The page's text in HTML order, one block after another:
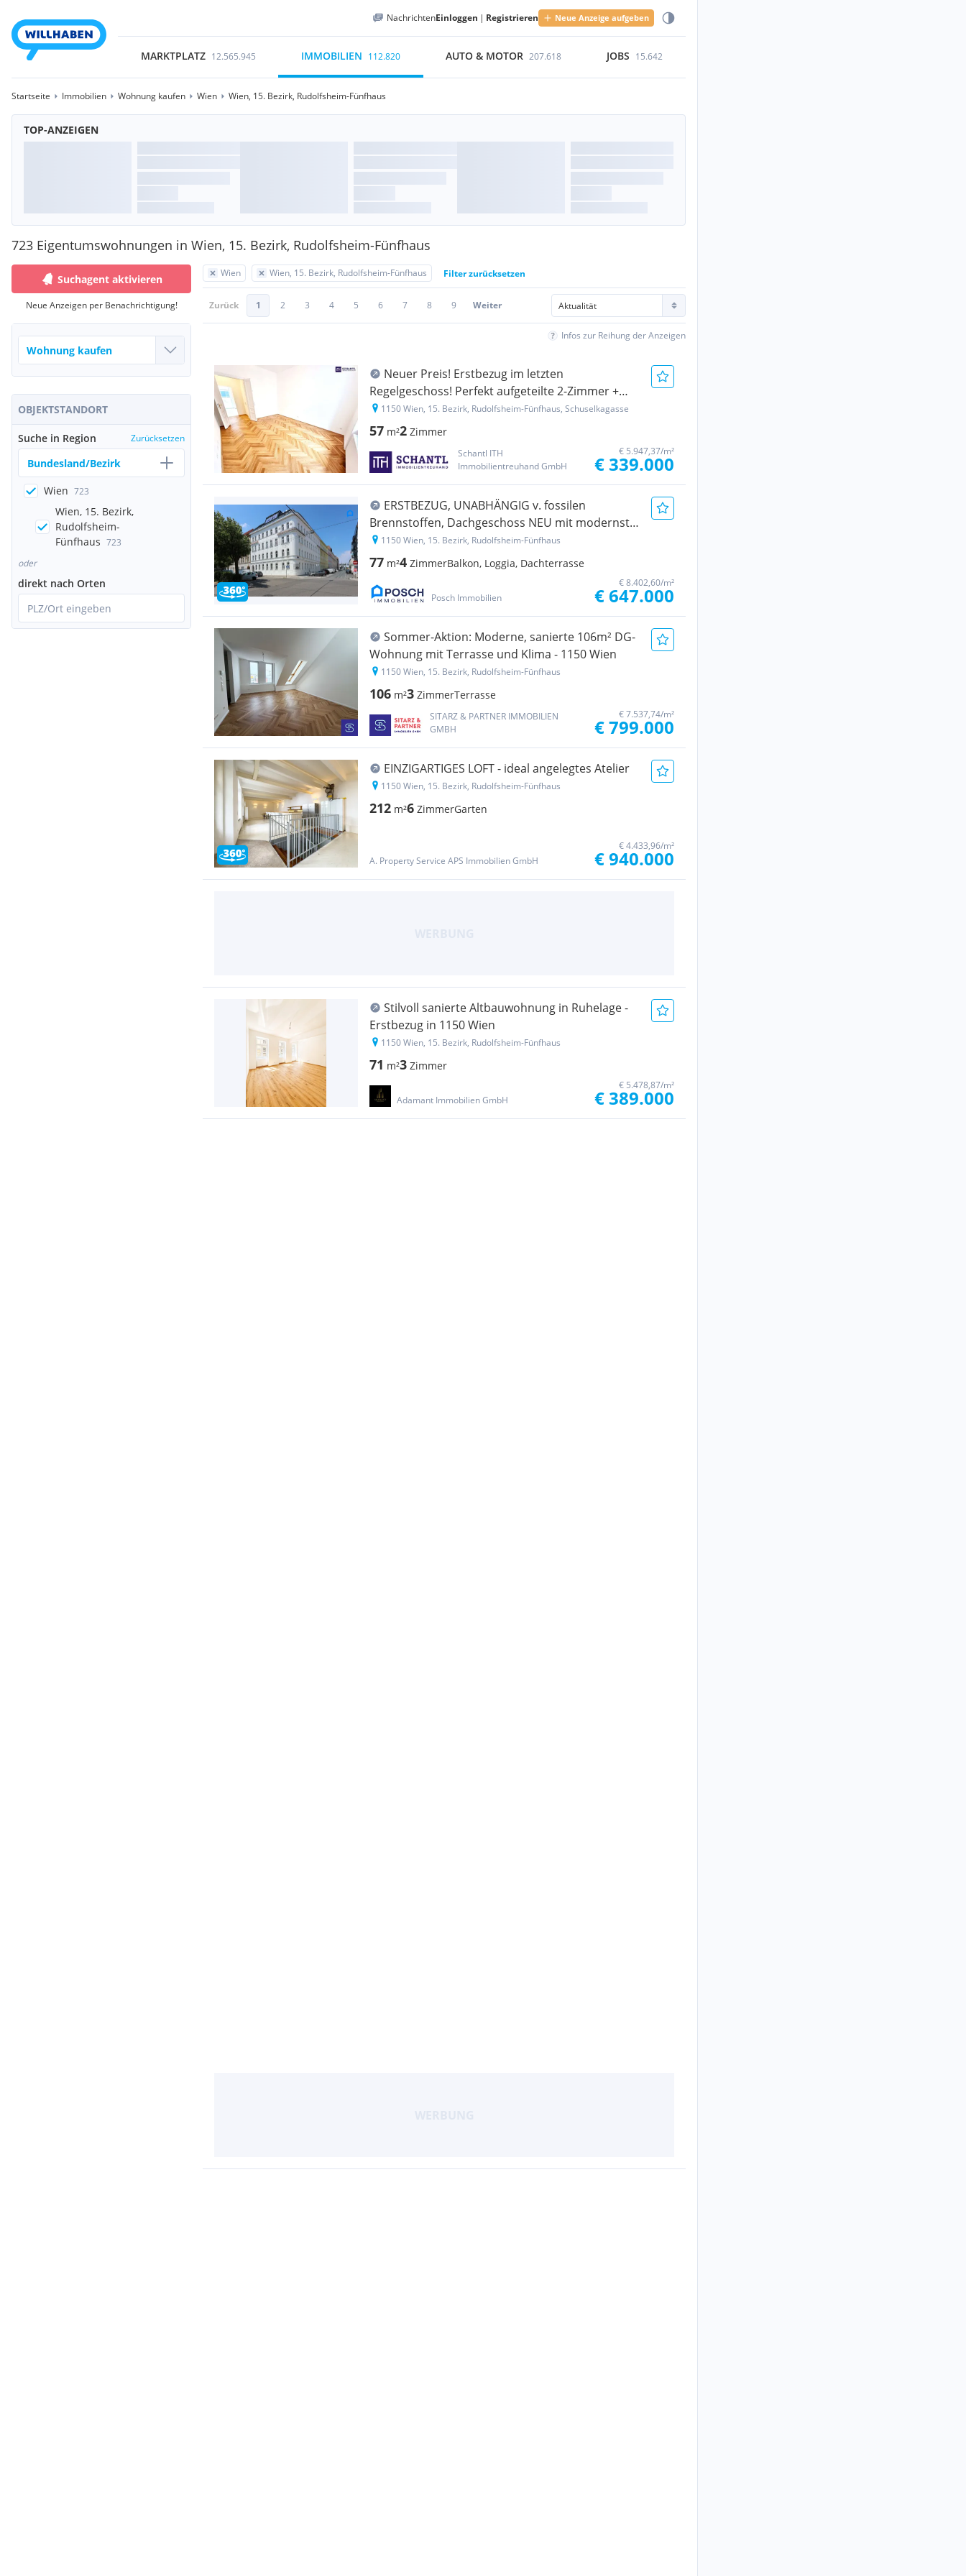
NachrichtenEinloggen | Registrieren Neue Anzeige aufgeben
MARKTPLATZ 12.565.945 IMMOBILIEN 112.820 AUTO & MOTOR 207.618 JOBS 15.642
Startseite Immobilien Wohnung kaufen Wien Wien, 15. Bezirk, Rudolfsheim-Fünfhaus
TOP-ANZEIGEN
723 Eigentumswohnungen in Wien, 15. Bezirk, Rudolfsheim-Fünfhaus
Suchagent aktivieren
Neue Anzeigen per Benachrichtigung!
OBJEKTSTANDORT
Suche in Region Zurücksetzen
Bundesland/Bezirk
Wien 723
Wien, 15. Bezirk,
Rudolfsheim-
Fünfhaus 723
oder
direkt nach Orten
PLZ/Ort eingeben
Wien Wien, 15. Bezirk, Rudolfsheim-Fünfhaus Filter zurücksetzen
Zurück 1 2 3 4 5 6 7 8 9 Weiter
Infos zur Reihung der Anzeigen
Neuer Preis! Erstbezug im letzten
Regelgeschoss! Perfekt aufgeteilte 2-Zimmer +
Grüner Innenhof + Ruhelage + Schönes
Altbauhaus + TOP Infrastruktur und Anbindung!
1150 Wien, 15. Bezirk, Rudolfsheim-Fünfhaus, Schuselkagasse
57 m²2 Zimmer
Schantl ITH
Immobilientreuhand GmbH
€ 5.947,37/m²
€ 339.000
ERSTBEZUG, UNABHÄNGIG v. fossilen
Brennstoffen, Dachgeschoss NEU mit modernster
Ausstattung 77,07m² Wohnfläche, 3 Zimmer plus
Nebenräume, auch Altbau Etagen-Wohnungen,
1150 Wien, 15. Bezirk, Rudolfsheim-Fünfhaus
77 m²4 ZimmerBalkon, Loggia, Dachterrasse
Posch Immobilien
€ 8.402,60/m²
€ 647.000
Sommer-Aktion: Moderne, sanierte 106m² DG-
Wohnung mit Terrasse und Klima - 1150 Wien
1150 Wien, 15. Bezirk, Rudolfsheim-Fünfhaus
106 m²3 ZimmerTerrasse
SITARZ & PARTNER IMMOBILIEN
GMBH
€ 7.537,74/m²
€ 799.000
EINZIGARTIGES LOFT - ideal angelegtes Atelier
1150 Wien, 15. Bezirk, Rudolfsheim-Fünfhaus
212 m²6 ZimmerGarten
A. Property Service APS Immobilien GmbH
€ 4.433,96/m²
€ 940.000
Stilvoll sanierte Altbauwohnung in Ruhelage -
Erstbezug in 1150 Wien
1150 Wien, 15. Bezirk, Rudolfsheim-Fünfhaus
71 m²3 Zimmer
Adamant Immobilien GmbH
€ 5.478,87/m²
€ 389.000